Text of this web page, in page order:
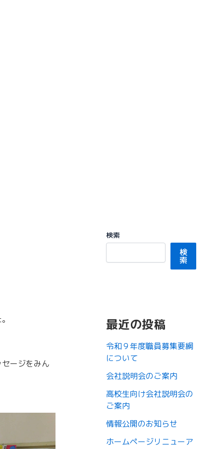
ージをみん
検索
検
索
最近の投稿
令和９年度職員募集要綱
について
会社説明会のご案内
高校生向け会社説明会の
ご案内
情報公開のお知らせ
ホームページリニューア